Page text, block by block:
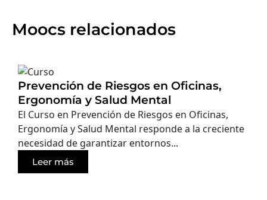
Moocs relacionados
Prevención de Riesgos en Oficinas,
Ergonomía y Salud Mental
El Curso en Prevención de Riesgos en Oficinas,
Ergonomía y Salud Mental responde a la creciente
necesidad de garantizar entornos...
Leer más